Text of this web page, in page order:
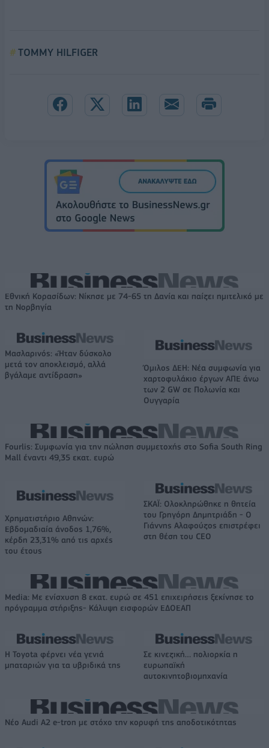
TOMMY HILFIGER
Εθνική Κορασίδων: Νίκησε με 74-65 τη Δανία και παίζει ημιτελικό με
τη Νορβηγία
Μασλαρινός: «Ήταν δύσκολο
μετά τον αποκλεισμό, αλλά
βγάλαμε αντίδραση»
Όμιλος ΔΕΗ: Νέα συμφωνία για
χαρτοφυλάκιο έργων ΑΠΕ άνω
των 2 GW σε Πολωνία και
Ουγγαρία
Fourlis: Συμφωνία για την πώληση συμμετοχής στο Sofia South Ring
Mall έναντι 49,35 εκατ. ευρώ
Χρηματιστήριο Αθηνών:
Εβδομαδιαία άνοδος 1,76%,
κέρδη 23,31% από τις αρχές
του έτους
ΣΚΑΪ: Ολοκληρώθηκε η θητεία
του Γρηγόρη Δημητριάδη - Ο
Γιάννης Αλαφούζος επιστρέφει
στη θέση του CEO
Media: Με ενίσχυση 8 εκατ. ευρώ σε 451 επιχειρήσεις ξεκίνησε το
πρόγραμμα στήριξης- Κάλυψη εισφορών ΕΔΟΕΑΠ
Η Toyota φέρνει νέα γενιά
μπαταριών για τα υβριδικά της
Σε κινεζική… πολιορκία η
ευρωπαϊκή
αυτοκινητοβιομηχανία
Νέο Audi A2 e-tron με στόχο την κορυφή της αποδοτικότητας